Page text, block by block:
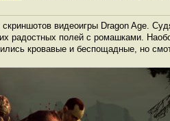
видеоигры Dragon Age.
радостных полей с ромашками.
кровавые и беспощадные, но